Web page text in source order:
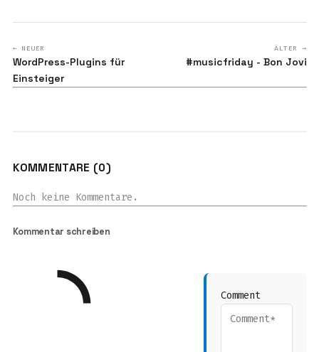
← NEUER
WordPress-Plugins für
Einsteiger
ÄLTER →
#musicfriday - Bon Jovi
KOMMENTARE (0)
Noch keine Kommentare.
Kommentar schreiben
Comment